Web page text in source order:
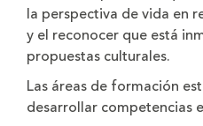
la perspectiva de vida en
y el reconocer que está
propuestas culturales.
Las áreas de formación
desarrollar competencias